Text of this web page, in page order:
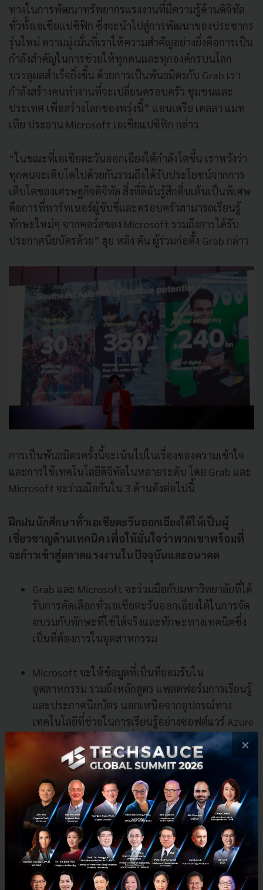
ทางในการพัฒนาทรัพยากรแรงงานที่มีความรู้ด้านดิจิทัล
ทั่วทั้งเอเชียแปซิฟิก ซึ่งจะนำไปสู่การพัฒนาของประชากร
รุ่นใหม่ ความมุ่งมั่นที่เราให้ความสำคัญอย่างยิ่งคือการเป็น
กำลังสำคัญในการช่วยให้ทุกคนและทุกองค์กรบนโลก
บรรลุผลสำเร็จยิ่งขึ้น ด้วยการเป็นพันธมิตรกับ Grab เรา
กำลังสร้างคนทำงานที่จะเปลี่ยนครอบครัว ชุมชนและ
ประเทศ เพื่อสร้างโลกของพรุ่งนี้” แอนเดรีย เดลลา แมท
เทีย ประธาน Microsoft เอเชียแปซิฟิก กล่าว
“ในขณะที่เอเชียตะวันออกเฉียงใต้กำลังโตขึ้น เราหวังว่า
ทุกคนจะเติบโตไปด้วยกันรวมถึงได้รับประโยชน์จากการ
เติบโตของเศรษฐกิจดิจิทัล สิ่งที่ดิฉันรู้สึกตื่นเต้นเป็นพิเศษ
คือการที่พาร์ทเนอร์ผู้ขับขี่และครอบครัวสามารถเรียนรู้
ทักษะใหม่ๆ จากคอร์สของ Microsoft รวมถึงการได้รับ
ประกาศนียบัตรด้วย” ฮุย หลิง ตัน ผู้ร่วมก่อตั้ง Grab กล่าว
การเป็นพันธมิตรครั้งนี้จะเน้นไปในเรื่องของความเข้าใจ
และการใช้เทคโนโลยีดิจิทัลในหลายระดับ โดย Grab และ
Microsoft จะร่วมมือกันใน 3 ด้านดังต่อไปนี้
ฝึกฝนนักศึกษาทั่วเอเชียตะวันออกเฉียงใต้ให้เป็นผู้
เชี่ยวชาญด้านเทคนิค เพื่อให้มั่นใจว่าพวกเขาพร้อมที่
จะก้าวเข้าสู่ตลาดแรงงานในปัจจุบันและอนาคต
Grab และ Microsoft จะร่วมมือกับมหาวิทยาลัยที่ได้
รับการคัดเลือกทั่วเอเชียตะวันออกเฉียงใต้ในการจัด
อบรมกับทักษะที่ใช้ได้จริงและทักษะทางเทคนิคซึ่ง
เป็นที่ต้องการในอุตสาหกรรม
Microsoft จะให้ข้อมูลที่เป็นที่ยอมรับใน
อุตสาหกรรม รวมถึงหลักสูตร แพลตฟอร์มการเรียนรู้
และประกาศนียบัตร นอกเหนือจากอุปกรณ์ทาง
เทคโนโลยีที่ช่วยในการเรียนรู้อย่างซอฟต์แวร์ Azure
เพื่อการศึกษา ในขณะที่แกร็บจะสนับสนุนด้านการ
ศึกษาประยุกต์ด้วยกิจกรรมที่เกี่ยวข้องกับ
อุตสาหกรรม รวมถึงข้อมูล พร้อมมอบประสบการณ์
ในการเรียนรู้ความท้าทายของอุตสาหกรรมที่
เกี่ยวข้อง รวมถึงเสริมสร้างประสบการณ์การเรียนรู้
ผ่านแฮกกาธอนและการฝึกงาน
Grab และ Microsoft ประกาศพันธมิตรกับ
มหาวิทยาลัยแห่งอินโดนีเซีย และวิทยาลัย
เทคโนโลยีบันดุงในการสนับสนุนโปรแกรมที่ได้รับ
×